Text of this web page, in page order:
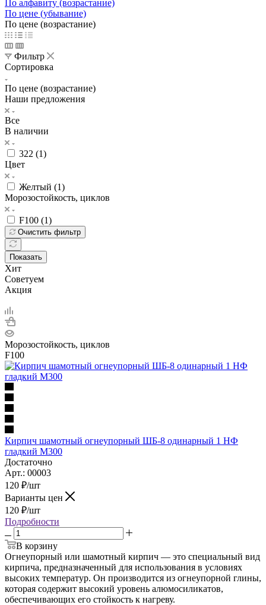
По алфавиту (возрастание)
По цене (убывание)
По цене (возрастание)
Фильтр
Сортировка
По цене (возрастание)
Наши предложения
Все
В наличии
322 (1)
Цвет
Желтый (1)
Морозостойкость, циклов
F100 (1)
Очистить фильтр
Показать
Хит
Советуем
Акция
Морозостойкость, циклов
F100
Кирпич шамотный огнеупорный ШБ-8 одинарный 1 НФ
гладкий М300
Достаточно
Арт.: 00003
120 ₽/шт
Варианты цен
120 ₽/шт
Подробности
В корзину
Огнеупорный или шамотный кирпич — это специальный вид
кирпича, предназначенный для использования в условиях
высоких температур. Он производится из огнеупорной глины,
которая содержит высокий уровень алюмосиликатов,
обеспечивающих его стойкость к нагреву.